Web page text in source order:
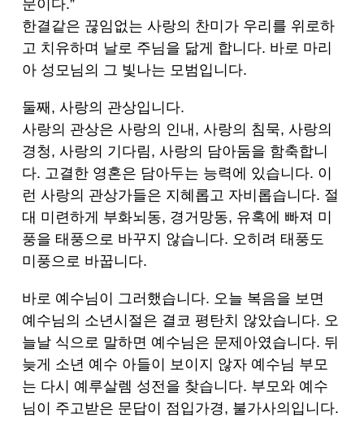
문이다.”
한결같은 끊임없는 사랑의 찬미가 우리를 위로하
고 치유하며 날로 주님을 닮게 합니다. 바로 마리
아 성모님의 그 빛나는 모범입니다.
둘째, 사랑의 관상입니다.
사랑의 관상은 사랑의 인내, 사랑의 침묵, 사랑의
경청, 사랑의 기다림, 사랑의 담아둠을 함축합니
다. 고결한 영혼은 담아두는 능력에 있습니다. 이
런 사랑의 관상가들은 지혜롭고 자비롭습니다. 절
대 미련하게 부화뇌동, 경거망동, 유혹에 빠져 미
풍을 태풍으로 바꾸지 않습니다. 오히려 태풍도
미풍으로 바꿉니다.
바로 예수님이 그러했습니다. 오늘 복음을 보면
예수님의 소년시절은 결코 평탄치 않았습니다. 오
늘날 식으로 말하면 예수님은 문제아였습니다. 뒤
늦게 소년 예수 아들이 보이지 않자 예수님 부모
는 다시 예루살렘 성전을 찾습니다. 부모와 예수
님이 주고받은 문답이 점입가경, 불가사의입니다.